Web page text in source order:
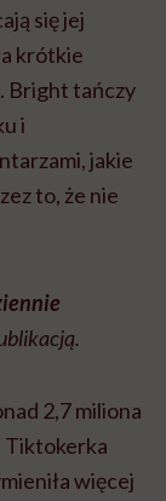
się jej
krótkie
Bright tańczy
i
jakie
to, że nie
2,7 miliona
Tiktokerka
więcej